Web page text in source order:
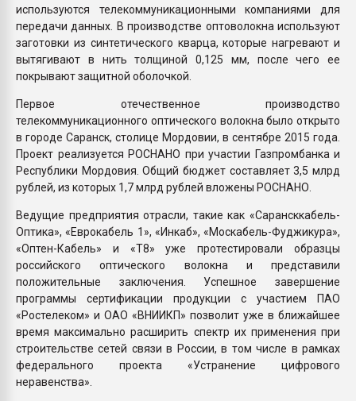
используются телекоммуникационными компаниями для
передачи данных. В производстве оптоволокна используют
заготовки из синтетического кварца, которые нагревают и
вытягивают в нить толщиной 0,125 мм, после чего ее
покрывают защитной оболочкой.
Первое отечественное производство
телекоммуникационного оптического волокна было открыто
в городе Саранск, столице Мордовии, в сентябре 2015 года.
Проект реализуется РОСНАНО при участии Газпромбанка и
Республики Мордовия. Общий бюджет составляет 3,5 млрд
рублей, из которых 1,7 млрд рублей вложены РОСНАНО.
Ведущие предприятия отрасли, такие как «Сарансккабель-
Оптика», «Еврокабель 1», «Инкаб», «Москабель-Фуджикура»,
«Оптен-Кабель» и «Т8» уже протестировали образцы
российского оптического волокна и представили
положительные заключения. Успешное завершение
программы сертификации продукции с участием ПАО
«Ростелеком» и ОАО «ВНИИКП» позволит уже в ближайшее
время максимально расширить спектр их применения при
строительстве сетей связи в России, в том числе в рамках
федерального проекта «Устранение цифрового
неравенства».